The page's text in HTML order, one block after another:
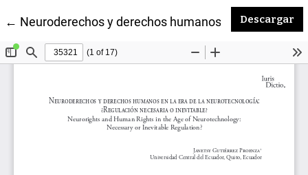
← Volver a los detalles del artículo
Neuroderechos y derechos humanos en la era de
Descargar